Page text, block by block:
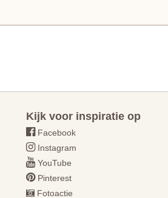
Kijk voor inspiratie op
Facebook
Instagram
YouTube
Pinterest
Fotoactie